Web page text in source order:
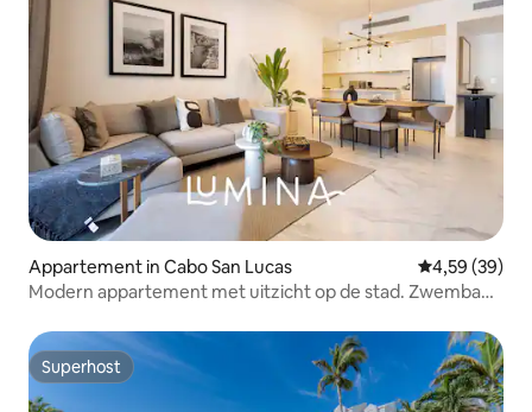
Appartement in Cabo San Lucas Gemiddelde
4,59 (39)
Modern appartement met uitzicht op de stad. Zwembad
Superhost
Superhost